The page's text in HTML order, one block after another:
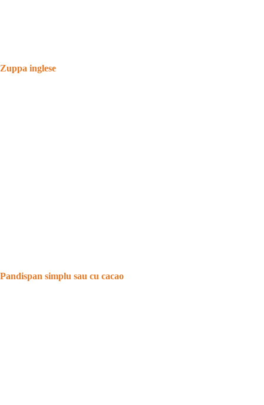
Zuppa inglese
Pandispan simplu sau cu cacao